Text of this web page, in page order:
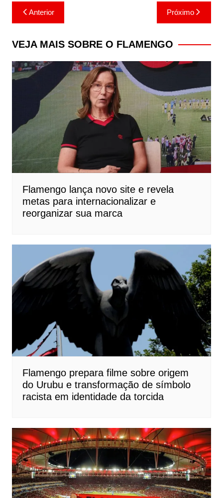
Navegação
de
Post
Anterior Próximo
VEJA MAIS SOBRE O FLAMENGO
Flamengo lança novo site e revela
metas para internacionalizar e
reorganizar sua marca
Flamengo prepara filme sobre origem
do Urubu e transformação de símbolo
racista em identidade da torcida